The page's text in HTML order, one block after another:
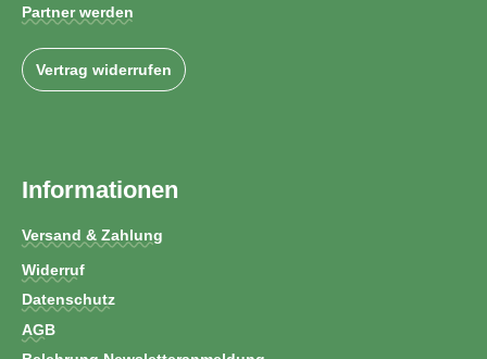
Partner werden
Vertrag widerrufen
Informationen
Versand & Zahlung
Widerruf
Datenschutz
AGB